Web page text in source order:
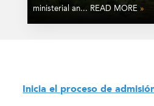
ministerial an... READ MORE »
Inicia el proceso de